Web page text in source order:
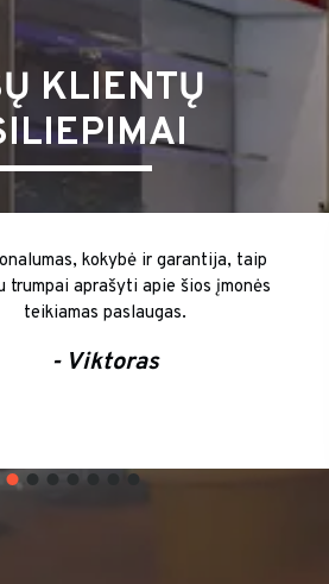
KLIENTŲ
kokybė ir garantija, taip
trumpai aprašyti apie šios įmonės
teikiamas paslaugas.
- Viktoras